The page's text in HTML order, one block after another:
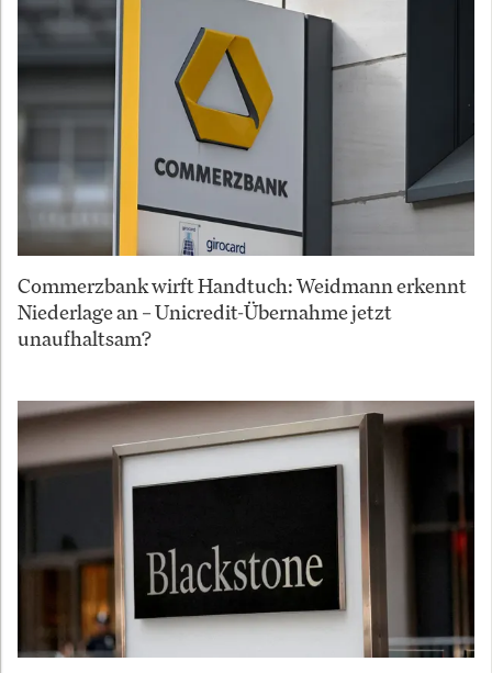
Commerzbank wirft Handtuch: Weidmann erkennt
Niederlage an – Unicredit-Übernahme jetzt
unaufhaltsam?